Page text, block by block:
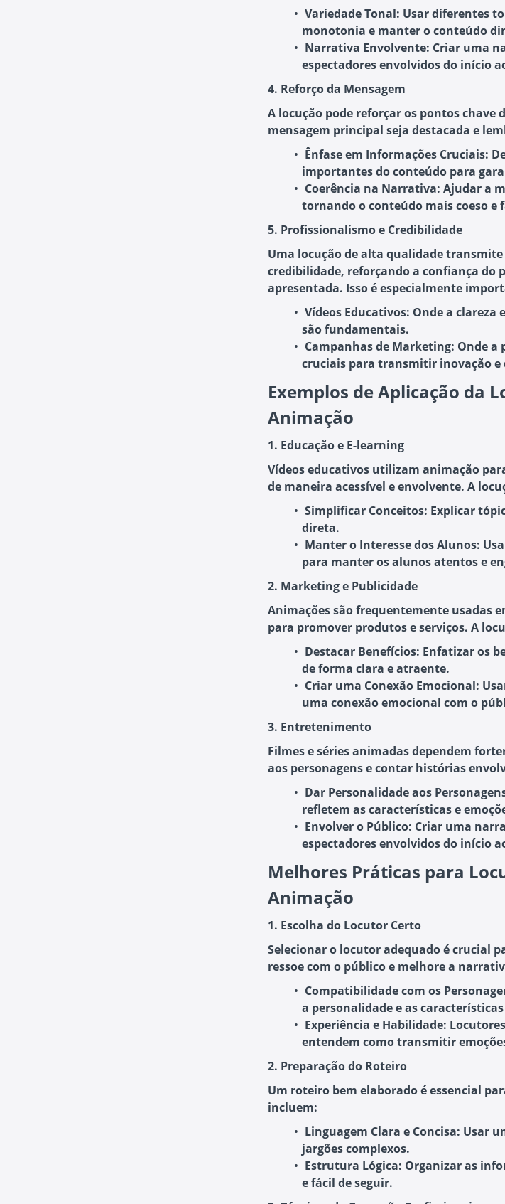
Variedade Tonal: Usar diferentes
monotonia e manter o conteúdo
Narrativa Envolvente: Criar uma
espectadores envolvidos do início
4. Reforço da Mensagem
A locução pode reforçar os pontos chave
mensagem principal seja destacada e
Ênfase em Informações Cruciais:
importantes do conteúdo para
Coerência na Narrativa: Ajudar a
tornando o conteúdo mais coeso e
5. Profissionalismo e Credibilidade
Uma locução de alta qualidade
credibilidade, reforçando a confiança do
apresentada. Isso é especialmente
Vídeos Educativos: Onde a clareza
são fundamentais.
Campanhas de Marketing: Onde a
cruciais para transmitir inovação e
Exemplos de Aplicação da
Animação
1. Educação e E-learning
Vídeos educativos utilizam animação
de maneira acessível e envolvente. A
Simplificar Conceitos: Explicar
direta.
Manter o Interesse dos Alunos:
para manter os alunos atentos e
2. Marketing e Publicidade
Animações são frequentemente usadas
para promover produtos e serviços. A
Destacar Benefícios: Enfatizar os
de forma clara e atraente.
Criar uma Conexão Emocional:
uma conexão emocional com o
3. Entretenimento
Filmes e séries animadas dependem
aos personagens e contar histórias
Dar Personalidade aos
refletem as características e
Envolver o Público: Criar uma
espectadores envolvidos do início
Melhores Práticas para
Animação
1. Escolha do Locutor Certo
Selecionar o locutor adequado é crucial
ressoe com o público e melhore a
Compatibilidade com os
a personalidade e as
Experiência e Habilidade:
entendem como transmitir
2. Preparação do Roteiro
Um roteiro bem elaborado é essencial
incluem:
Linguagem Clara e Concisa: Usar
jargões complexos.
Estrutura Lógica: Organizar as
e fácil de seguir.